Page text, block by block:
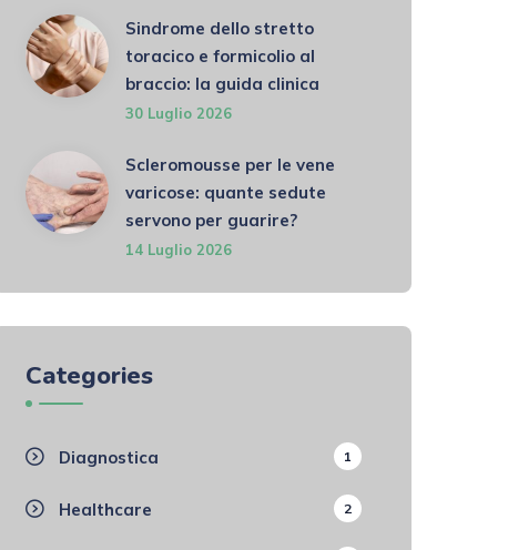
Sindrome dello stretto
toracico e formicolio al
braccio: la guida clinica
30 Luglio 2026
Scleromousse per le vene
varicose: quante sedute
servono per guarire?
14 Luglio 2026
Categories
Diagnostica 1
Healthcare 2